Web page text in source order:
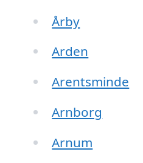
Årby
Arden
Arentsminde
Arnborg
Arnum